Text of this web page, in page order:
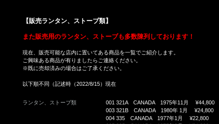
【販売ランタン、ストーブ類】
また販売用のランタン、ストーブも多数陳列しております！
現在、 販売可能な店内に置いてある商品を一覧でご紹介します。
ご興味ある商品が有りましたらご連絡ください。
※既に売却済みの場合はご了承ください。
以下順不同（記述時（2022/8/15）現在
ランタン、ストーブ類
001 321A CANADA 1975年11月 ¥44,800
003 321B CANADA 1980年 1月 ¥24,800
004 335 CANADA 1977年1月 ¥22,800